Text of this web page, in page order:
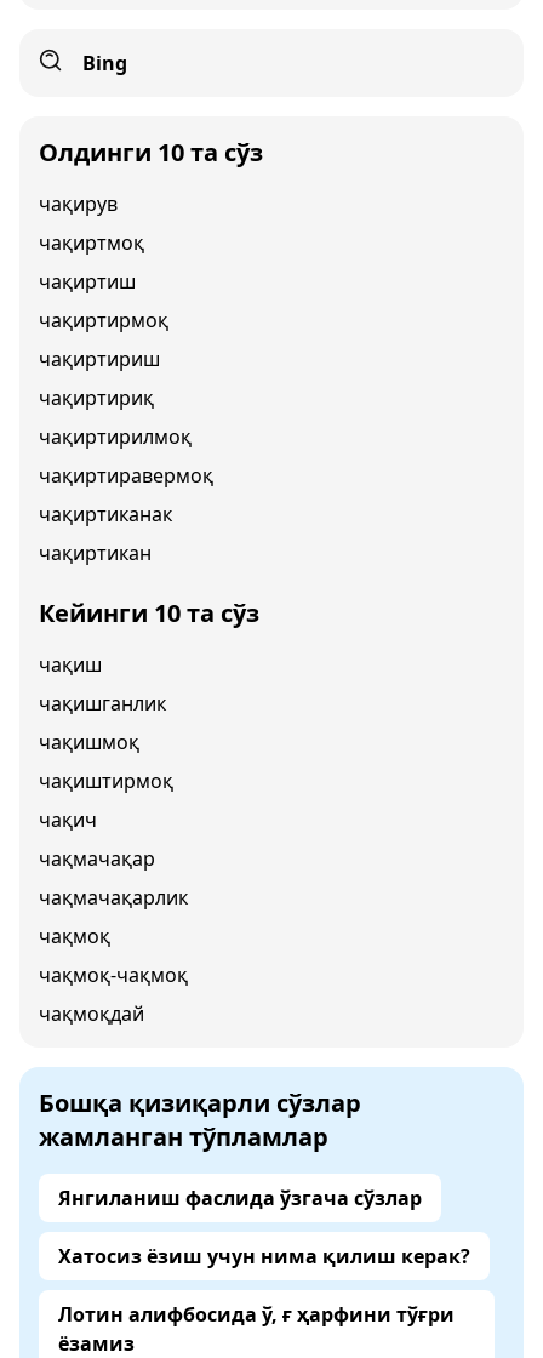
Bing
Олдинги 10 та сўз
чақирув
чақиртмоқ
чақиртиш
чақиртирмоқ
чақиртириш
чақиртириқ
чақиртирилмоқ
чақиртиравермоқ
чақиртиканак
чақиртикан
Кейинги 10 та сўз
чақиш
чақишганлик
чақишмоқ
чақиштирмоқ
чақич
чақмачақар
чақмачақарлик
чақмоқ
чақмоқ-чақмоқ
чақмоқдай
Бошқа қизиқарли сўзлар
жамланган тўпламлар
Янгиланиш фаслида ўзгача сўзлар
Хатосиз ёзиш учун нима қилиш керак?
Лотин алифбосида ў, ғ ҳарфини тўғри
ёзамиз